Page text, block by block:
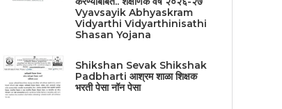
Vyavsayik Abhyaskram
Vidyarthi Vidyarthinisathi
Shasan Yojana
Shikshan Sevak Shikshak
Padbharti आश्रम शाळा शिक्षक
भरती पेसा नॉन पेसा